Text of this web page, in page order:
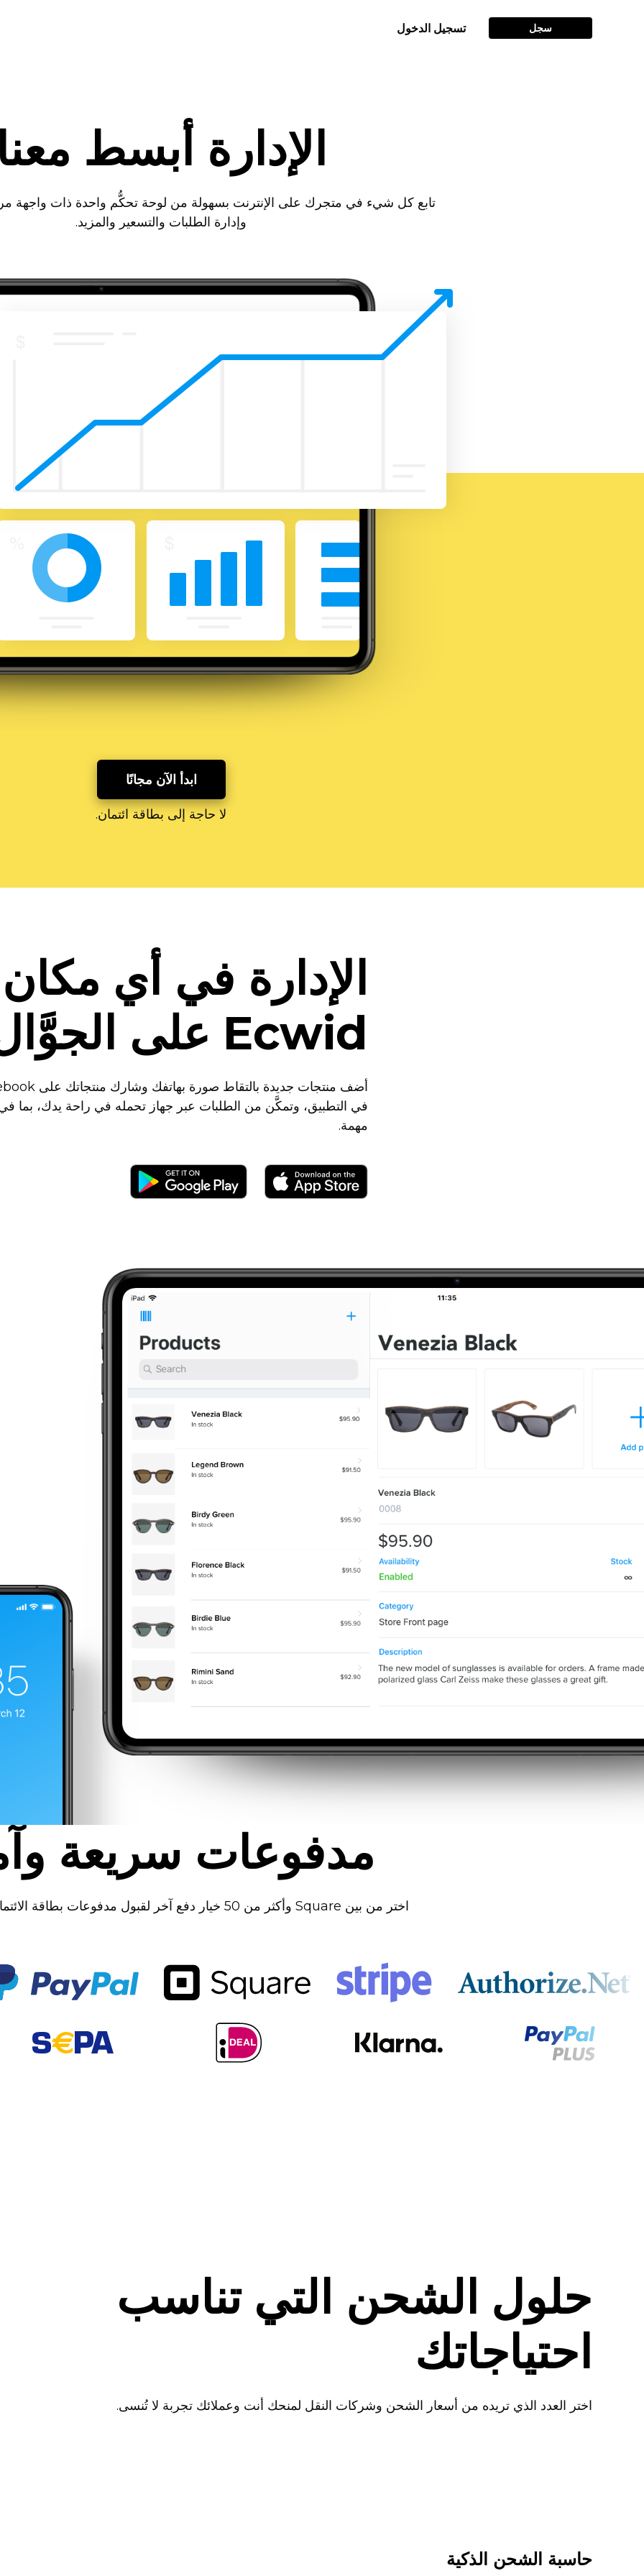
تسجيل الدخول سجل
الإدارة أبسط
تابع كل شيء في متجرك على الإنترنت بسهولة من لوحة تحكُّم واحدة ذات واجهة
وإدارة الطلبات والتسعير والمزيد.
ابدأ الآن مجانًا
لا حاجة إلى بطاقة ائتمان.
الإدارة في أي
Ecwid على الجوَّال
في التطبيق، وتمكَّن من الطلبات عبر جهاز تحمله في راحة يدك، بما
مهمة.
مدفوعات سريعة
اختر من بين Square وأكثر من 50 خيار دفع آخر لقبول مدفوعات بطاقة الائتمان بسرعة وأمان.
حلول الشحن التي تناسب
احتياجاتك
اختر العدد الذي تريده من أسعار الشحن وشركات النقل لمنحك أنت وعملائك تجربة لا تُنسى.
حاسبة الشحن الذكية